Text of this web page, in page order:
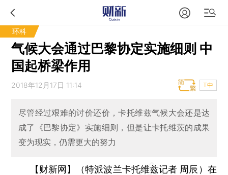
环科
气候大会通过巴黎协定实施细则 中
国起桥梁作用
2018年12月17日 11:14 T中
尽管经过艰难的讨价还价，卡托维兹气候大会还是达
成了《巴黎协定》实施细则，但是让卡托维茨的成果
变为现实，仍需更大的努力
【财新网】（特派波兰卡托维兹记者 周辰） 在